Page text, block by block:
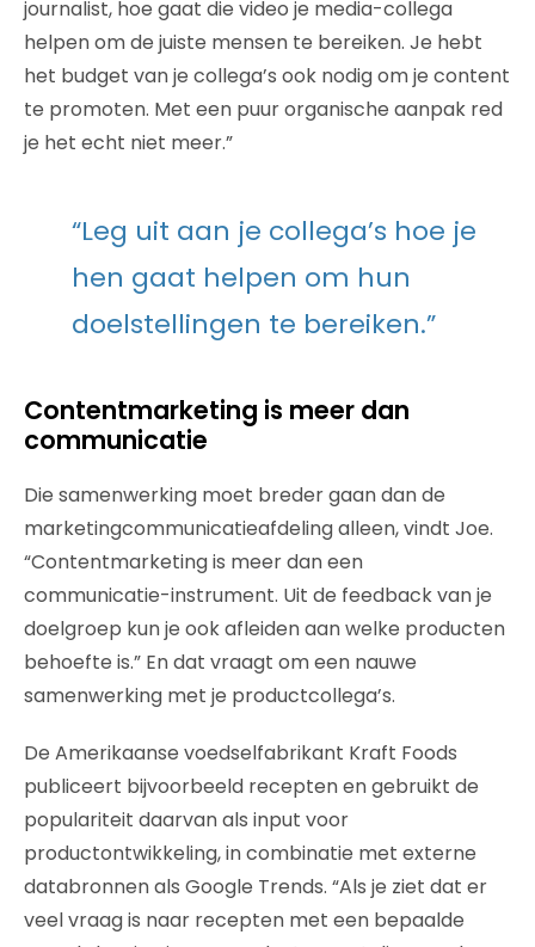
journalist, hoe gaat die video je media-collega
helpen om de juiste mensen te bereiken. Je hebt
het budget van je collega’s ook nodig om je content
te promoten. Met een puur organische aanpak red
je het echt niet meer.”
“Leg uit aan je collega’s hoe je
hen gaat helpen om hun
doelstellingen te bereiken.”
Contentmarketing is meer dan
communicatie
Die samenwerking moet breder gaan dan de
marketingcommunicatieafdeling alleen, vindt Joe.
“Contentmarketing is meer dan een
communicatie-instrument. Uit de feedback van je
doelgroep kun je ook afleiden aan welke producten
behoefte is.” En dat vraagt om een nauwe
samenwerking met je productcollega’s.
De Amerikaanse voedselfabrikant Kraft Foods
publiceert bijvoorbeeld recepten en gebruikt de
populariteit daarvan als input voor
productontwikkeling, in combinatie met externe
databronnen als Google Trends. “Als je ziet dat er
veel vraag is naar recepten met een bepaalde